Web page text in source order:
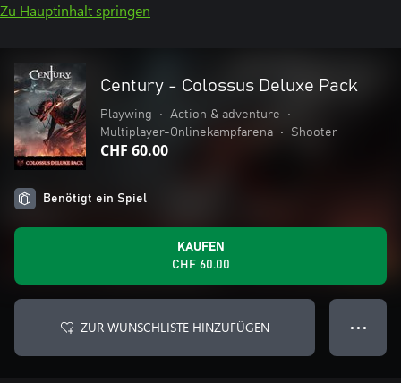
Zu Hauptinhalt springen
Century - Colossus Deluxe Pack
Playwing • Action & adventure
•
Multiplayer-Onlinekampfarena
• Shooter
CHF 60.00
Benötigt ein Spiel
KAUFEN
CHF 60.00
ZUR WUNSCHLISTE HINZUFÜGEN ● ● ●